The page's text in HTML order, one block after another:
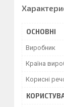
ОСНОВНІ
Виробник
Країна
Корисні